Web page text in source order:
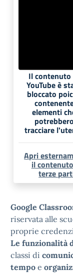
Il
YouTube è
bloccato
elementi
potrebbero
tracciare
Apri
il
terze
Google
riservata alle
proprie
Le funzionalità
classi di
tempo e